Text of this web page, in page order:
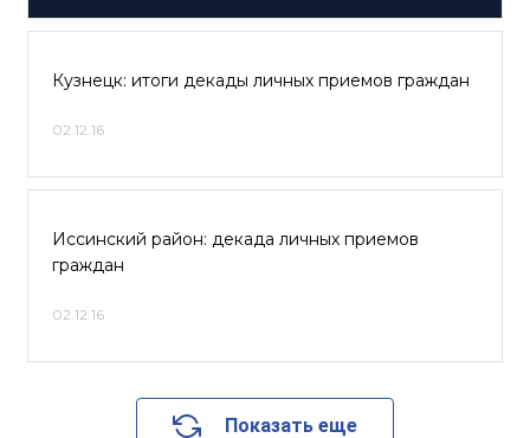
Кузнецк: итоги декады личных приемов граждан
02.12.16
Иссинский район: декада личных приемов
граждан
02.12.16
Показать еще